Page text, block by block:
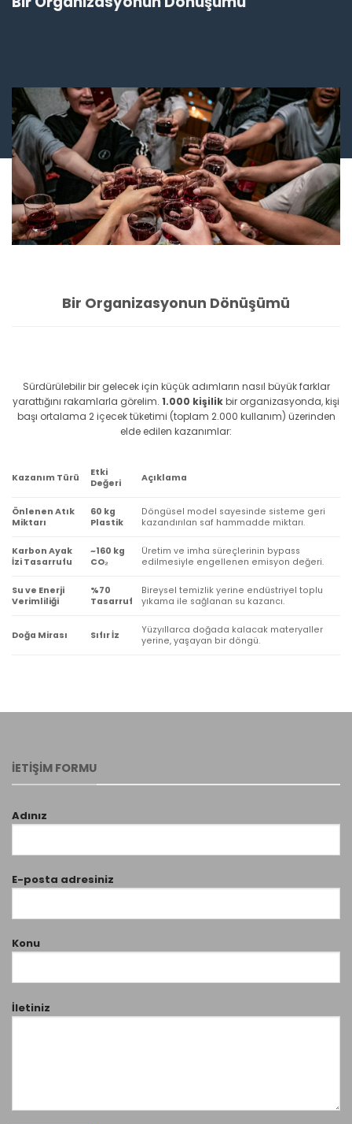
Bir Organizasyonun Dönüşümü
Sürdürülebilir bir gelecek için küçük adımların nasıl büyük farklar
yarattığını rakamlarla görelim. 1.000 kişilikbir organizasyonda, kişi
başı ortalama 2 içecek tüketimi (toplam 2.000 kullanım) üzerinden
elde edilen kazanımlar:
Kazanım Türü
Etki
Değeri
Açıklama
Önlenen Atık
Miktarı
60 kg
Plastik
Döngüsel model sayesinde sisteme geri
kazandırılan saf hammadde miktarı.
Karbon Ayak
İzi Tasarrufu
~160 kg
CO₂
Üretim ve imha süreçlerinin bypass
edilmesiyle engellenen emisyon değeri.
Su ve Enerji
Verimliliği
%70
Tasarruf
Bireysel temizlik yerine endüstriyel toplu
yıkama ile sağlanan su kazancı.
Doğa Mirası Sıfır İz
Yüzyıllarca doğada kalacak materyaller
yerine, yaşayan bir döngü.
İETİŞİM FORMU
Adınız
E-posta adresiniz
Konu
İletiniz